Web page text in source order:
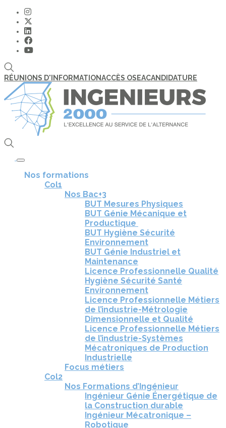
RÉUNIONS D'INFORMATIONACCÈS OSEACANDIDATURE
Toggle navigation
Nos formations
Col1
Nos Bac+3
BUT Mesures Physiques
BUT Génie Mécanique et
Productique
BUT Hygiène Sécurité
Environnement
BUT Génie Industriel et
Maintenance
Licence Professionnelle Qualité
Hygiène Sécurité Santé
Environnement
Licence Professionnelle Métiers
de l’industrie-Métrologie
Dimensionnelle et Qualité
Licence Professionnelle Métiers
de l’industrie-Systèmes
Mécatroniques de Production
Industrielle
Focus métiers
Col2
Nos Formations d’Ingénieur
Ingénieur Génie Énergétique de
la Construction durable
Ingénieur Mécatronique –
Robotique